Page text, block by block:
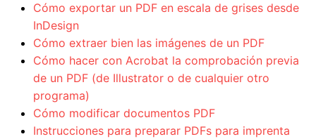
Cómo exportar un PDF en escala de grises desde
InDesign
Cómo extraer bien las imágenes de un PDF
Cómo hacer con Acrobat la comprobación previa
de un PDF (de Illustrator o de cualquier otro
programa)
Cómo modificar documentos PDF
Instrucciones para preparar PDFs para imprenta